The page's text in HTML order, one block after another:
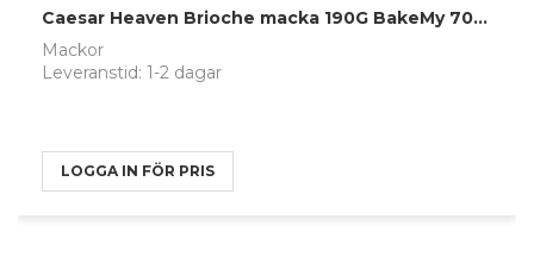
Caesar Heaven Brioche macka 190G BakeMy 7029
Mackor
Leveranstid: 1-2 dagar
LOGGA IN FÖR PRIS